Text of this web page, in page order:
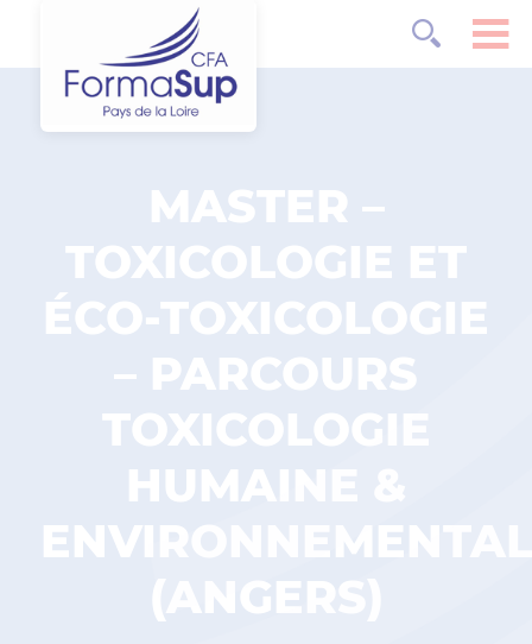
MASTER –
TOXICOLOGIE ET
ÉCO-TOXICOLOGIE
– PARCOURS
TOXICOLOGIE
HUMAINE &
(ANGERS)